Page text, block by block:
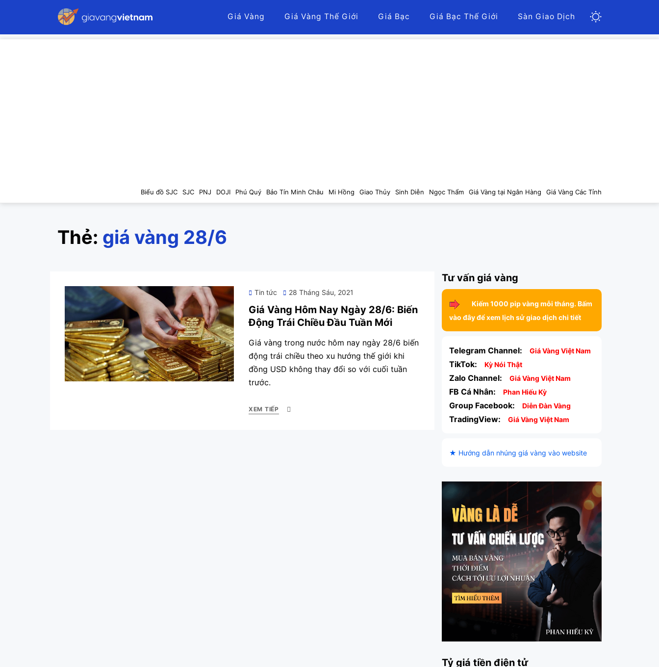
Giá Vàng Giá Vàng Thế Giới Giá Bạc Giá Bạc Thế Giới Sàn Giao Dịch
Biểu đồ SJC SJC PNJ DOJI Phú Quý Bảo Tín Minh Châu Mi Hồng Giao Thủy Sinh Diễn Ngọc Thẩm Giá Vàng tại Ngân Hàng Giá Vàng Các Tỉnh
Thẻ: giá vàng 28/6
Tin tức
Posted
28 Tháng Sáu, 2021
Giá Vàng Hôm Nay Ngày 28/6: Biến
Động Trái Chiều Đầu Tuần Mới
Giá vàng trong nước hôm nay ngày 28/6 biến
động trái chiều theo xu hướng thế giới khi
đồng USD không thay đổi so với cuối tuần
trước.
XEM TIẾP
Tư vấn giá vàng
Kiếm 1000 pip vàng mỗi tháng. Bấm
vào đây để xem lịch sử giao dịch chi tiết
Telegram Channel: Giá Vàng Việt Nam
TikTok: Kỳ Nói Thật
Zalo Channel: Giá Vàng Việt Nam
FB Cá Nhân: Phan Hiếu Kỳ
Group Facebook: Diễn Đàn Vàng
TradingView: Giá Vàng Việt Nam
★ Hướng dẫn nhúng giá vàng vào website
Tỷ giá tiền điện tử